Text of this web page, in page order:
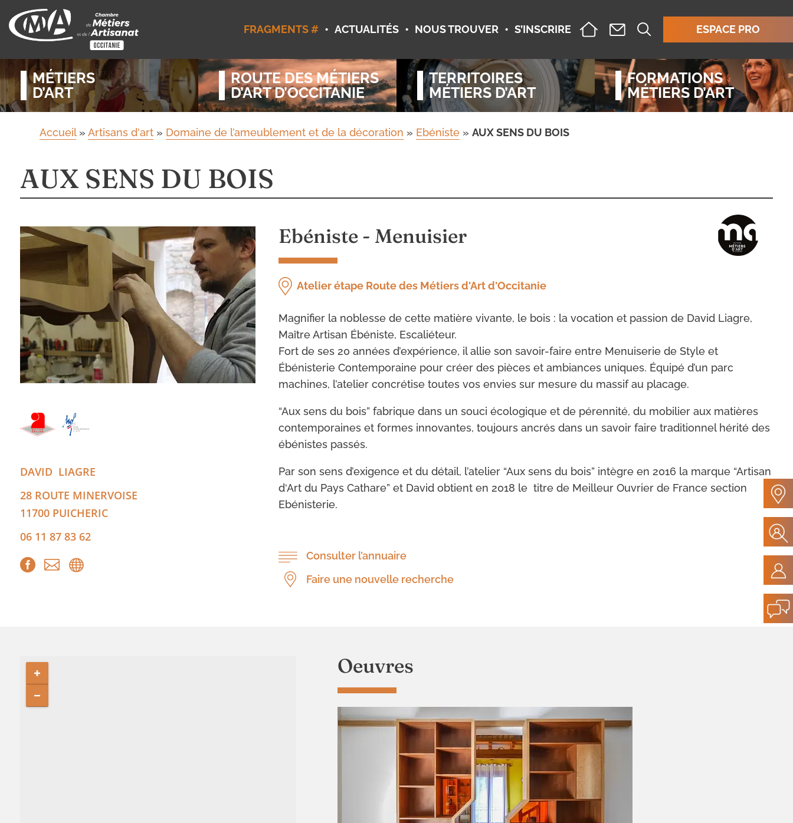
FRAGMENTS # • ACTUALITÉS • NOUS TROUVER • S’INSCRIRE ESPACE PRO
MÉTIERS
D’ART
ROUTE DES MÉTIERS
D’ART D’OCCITANIE
TERRITOIRES
MÉTIERS D’ART
FORMATIONS
MÉTIERS D’ART
Accueil»Artisans d'art » Domaine de l’ameublement et de la décoration » Ebéniste »AUX SENS DU BOIS
AUX SENS DU BOIS
DAVID LIAGRE
28 ROUTE MINERVOISE
11700 PUICHERIC
06 11 87 83 62
  
Ebéniste - Menuisier
Atelier étape Route des Métiers d'Art d'Occitanie
Magnifier la noblesse de cette matière vivante, le bois : la vocation et passion de David Liagre,
Maître Artisan Ébéniste, Escaliéteur.
Fort de ses 20 années d’expérience, il allie son savoir-faire entre Menuiserie de Style et
Ébénisterie Contemporaine pour créer des pièces et ambiances uniques. Équipé d’un parc
machines, l’atelier concrétise toutes vos envies sur mesure du massif au placage.
“Aux sens du bois” fabrique dans un souci écologique et de pérennité, du mobilier aux matières
contemporaines et formes innovantes, toujours ancrés dans un savoir faire traditionnel hérité des
ébénistes passés.
Par son sens d’exigence et du détail, l’atelier “Aux sens du bois” intègre en 2016 la marque “Artisan
d‘Art du Pays Cathare” et David obtient en 2018 le titre de Meilleur Ouvrier de France section
Ebénisterie.
Consulter l’annuaire
Faire une nouvelle recherche
Oeuvres